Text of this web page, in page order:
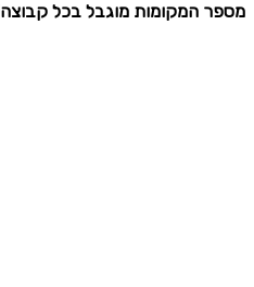
!מספר המקומות מוגבל בכל קבוצה